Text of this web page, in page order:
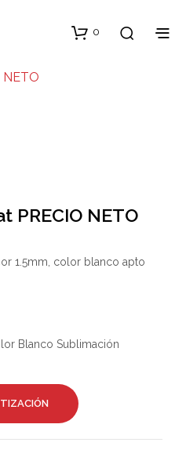
0
PRECIO NETO
1.5mm, color blanco apto
Blanco Sublimación